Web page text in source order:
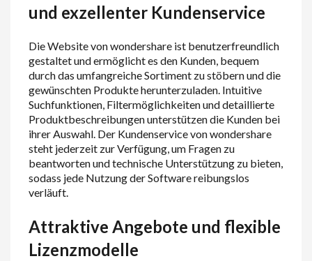
und exzellenter Kundenservice
Die Website von wondershare ist benutzerfreundlich
gestaltet und ermöglicht es den Kunden, bequem
durch das umfangreiche Sortiment zu stöbern und die
gewünschten Produkte herunterzuladen. Intuitive
Suchfunktionen, Filtermöglichkeiten und detaillierte
Produktbeschreibungen unterstützen die Kunden bei
ihrer Auswahl. Der Kundenservice von wondershare
steht jederzeit zur Verfügung, um Fragen zu
beantworten und technische Unterstützung zu bieten,
sodass jede Nutzung der Software reibungslos
verläuft.
Attraktive Angebote und flexible
Lizenzmodelle